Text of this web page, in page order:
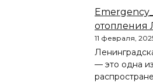
отопления
11 февраля,
— это одна